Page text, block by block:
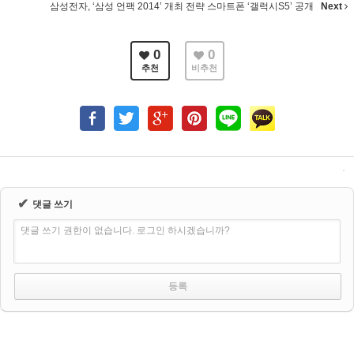
삼성전자, ‘삼성 언팩 2014’ 개최 전략 스마트폰 ‘갤럭시S5’ 공개 Next
0
추천
0
비추천
✔ 댓글 쓰기
댓글 쓰기 권한이 없습니다. 로그인 하시겠습니까?